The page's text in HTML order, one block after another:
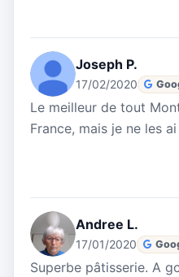
Joseph P.
17/02/2020
Le meilleur de tout
France, mais je ne les
Andree L.
17/01/2020
Superbe pâtisserie. A